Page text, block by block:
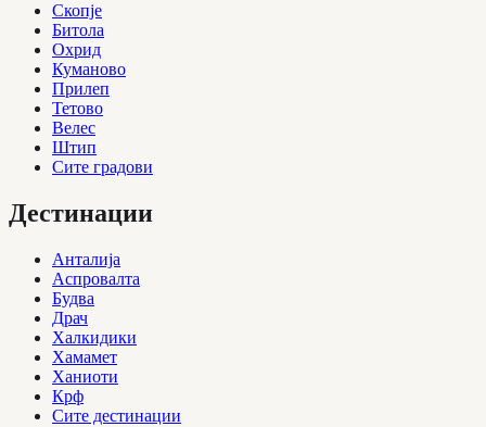
Скопје
Битола
Охрид
Куманово
Прилеп
Тетово
Велес
Штип
Сите градови
Дестинации
Анталија
Аспровалта
Будва
Драч
Халкидики
Хамамет
Ханиоти
Крф
Сите дестинации